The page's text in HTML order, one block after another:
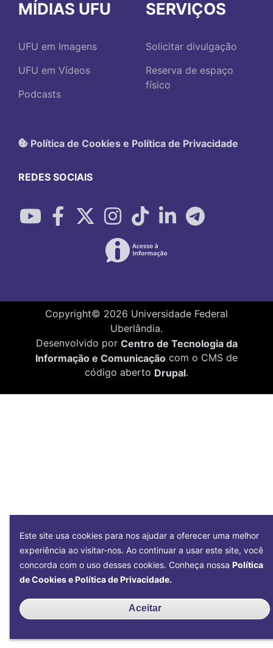
MÍDIAS UFU
UFU em Imagens
UFU em Vídeos
Podcasts
SERVIÇOS
Solicitar divulgação
Reserva de espaço
físico
Política de Cookies e Política de Privacidade
REDES SOCIAIS
Copyright© 2026 Universidade Federal
Uberlândia.
Desenvolvido por Centro de Tecnologia da
Informação e Comunicação com o CMS de
código aberto Drupal.
Este site usa cookies para nos ajudar a oferecer uma melhor
experiência ao visitar-nos. Ao continuar a usar este site, você
concorda com o uso desses cookies. Conheça nossa Política
de Cookies e Política de Privacidade.
Aceitar